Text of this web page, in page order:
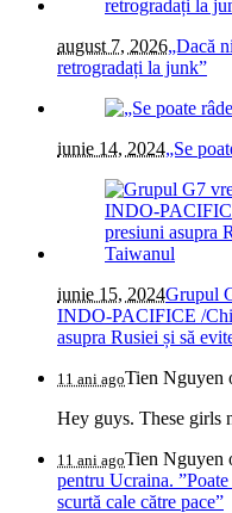
august 7, 2026„Dacă
retrogradați la junk”
iunie 14, 2024„Se
iunie 15, 2024Grupul
INDO-PACIFICE /
asupra Rusiei și să
11 ani agoTien Nguyen
Hey guys. These girls
11 ani agoTien Nguyen
pentru Ucraina.
scurtă cale către pace”